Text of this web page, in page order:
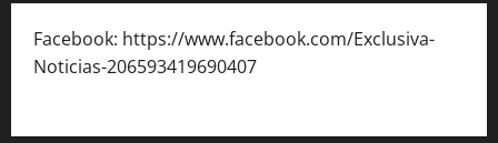
Facebook: https://www.facebook.com/Exclusiva-
Noticias-206593419690407